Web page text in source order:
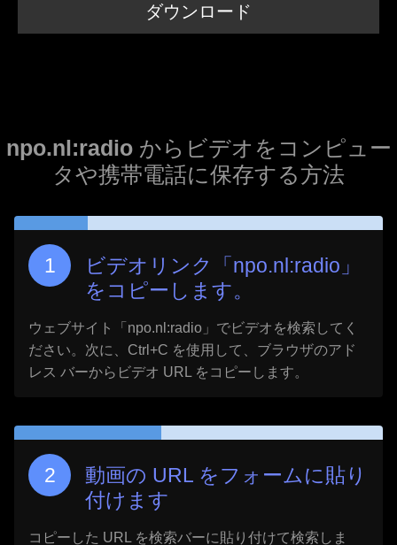
ダウンロード
npo.nl:radioからビデオをコンピュー
タや携帯電話に保存する方法
ビデオリンク「npo.nl:radio 」
をコピーします。
ウェブサイト「 npo.nl:radio 」でビデオを検索してく
ださい。次に、Ctrl+C を使用して、ブラウザのアド
レス バーからビデオ URL をコピーします。
動画の URL をフォームに貼り
付けます
コピーした URL を検索バーに貼り付けて検索しま